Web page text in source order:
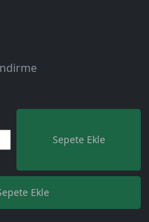
Sepete Ekle
Ekle